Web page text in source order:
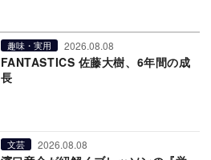
趣味・実用 2026.08.08
FANTASTICS 佐藤大樹、6年間の成
長
文芸 2026.08.08